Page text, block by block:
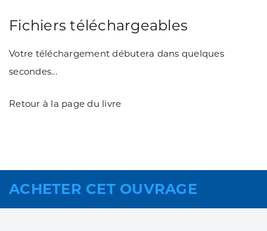
Fichiers téléchargeables
Votre téléchargement débutera dans quelques
secondes...
Retour à la page du livre
ACHETER CET OUVRAGE